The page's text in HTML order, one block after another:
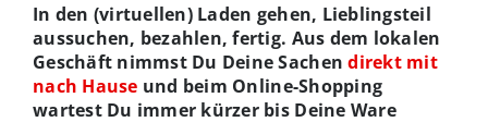
In den (virtuellen) Laden gehen, Lieblingsteil
aussuchen, bezahlen, fertig. Aus dem lokalen
Geschäft nimmst Du Deine Sachendirekt mit
nach Hause und beim Online-Shopping
wartest Du immer kürzer bis Deine Ware